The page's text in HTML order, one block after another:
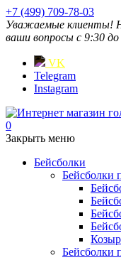
+7 (499) 709-78-03
Уважаемые клиенты!
ваши вопросы с 9:30 до
VK
Telegram
Instagram
0
Закрыть меню
Бейсболки
Бейсболки
Бейсболки